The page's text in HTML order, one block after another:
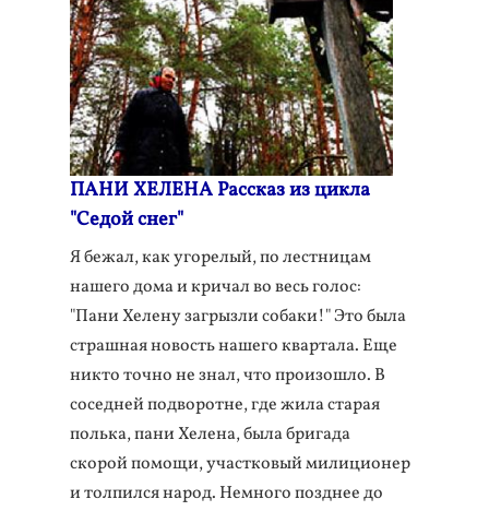
ПАНИ ХЕЛЕНА Рассказ из цикла
"Седой снег"
Я бежал, как угорелый, по лестницам
нашего дома и кричал во весь голос:
"Пани Хелену загрызли собаки!" Это была
страшная новость нашего квартала. Еще
никто точно не знал, что произошло. В
соседней подворотне, где жила старая
полька, пани Хелена, была бригада
скорой помощи, участковый милиционер
и толпился народ. Немного позднее до